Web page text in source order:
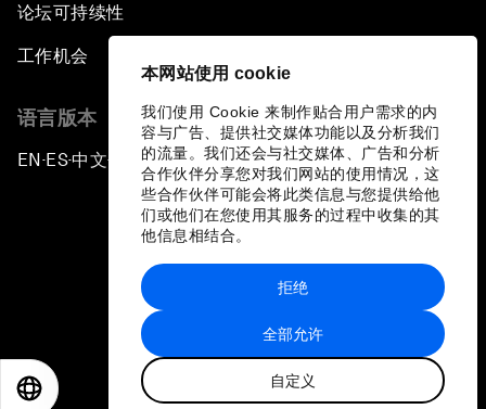
本网站使用 cookie
我们使用 Cookie 来制作贴合用户需求的内
容与广告、提供社交媒体功能以及分析我们
的流量。我们还会与社交媒体、广告和分析
合作伙伴分享您对我们网站的使用情况，这
些合作伙伴可能会将此类信息与您提供给他
们或他们在您使用其服务的过程中收集的其
他信息相结合。
全部允许
自定义
拒绝
论坛可持续性
工作机会
语言版本
EN ▪ES▪中文▪ 日本語
站点地图
世界经济论坛